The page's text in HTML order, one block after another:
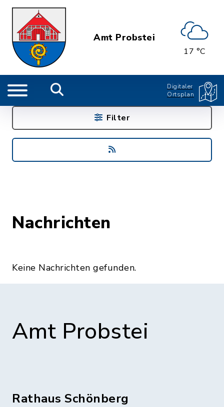
Amt Probstei
17 °C
Digitaler
Ortsplan
Nachrichten
Keine Nachrichten gefunden.
Filter
Amt Probstei
Rathaus Schönberg